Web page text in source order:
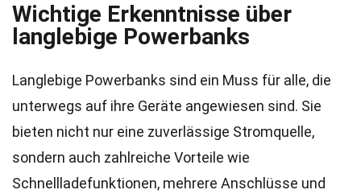
Wichtige Erkenntnisse über
langlebige Powerbanks
Langlebige Powerbanks sind ein Muss für alle, die
unterwegs auf ihre Geräte angewiesen sind. Sie
bieten nicht nur eine zuverlässige Stromquelle,
sondern auch zahlreiche Vorteile wie
Schnellladefunktionen, mehrere Anschlüsse und